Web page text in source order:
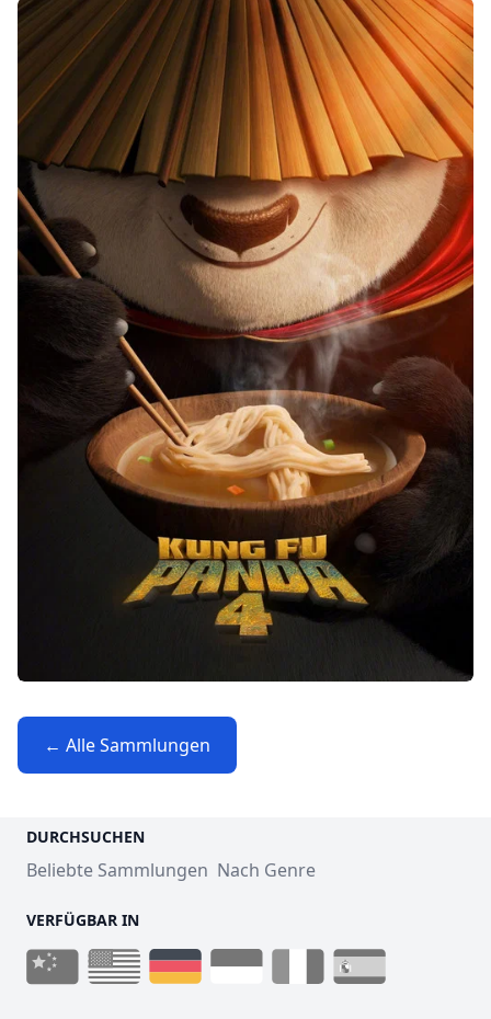
← Alle Sammlungen
DURCHSUCHEN
Beliebte Sammlungen Nach Genre
VERFÜGBAR IN